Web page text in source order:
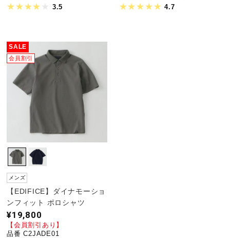
バドミントン
卓球
ソフトボール
柔道
3.5 4.7
SALE
会員割引
メンズ
【EDIFICE】ダイナモーショ
ンフィット ポロシャツ
¥19,800
【会員割引あり】
品番 C2JADE01